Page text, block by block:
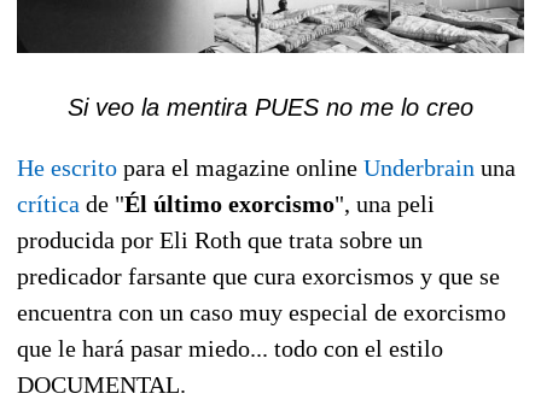
Si veo la mentira PUES no me lo creo
He escrito para el magazine online Underbrain una
crítica de "Él último exorcismo", una peli
producida por Eli Roth que trata sobre un
predicador farsante que cura exorcismos y que se
encuentra con un caso muy especial de exorcismo
que le hará pasar miedo... todo con el estilo
DOCUMENTAL.